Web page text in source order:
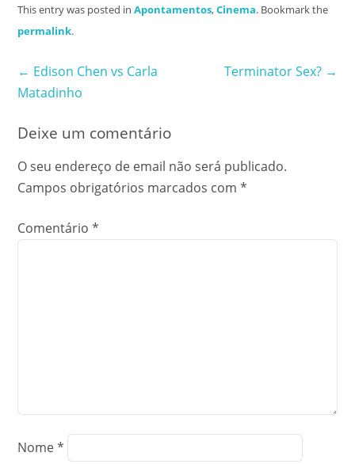
indico o site em
Português pois é uma
vergonha). Mesmo
de histórias já passadas,
não deixei de gostar do
This entry was posted inApontamentos,Cinema. Bookmark the
permalink.
Post
navigation
← Edison Chen vs Carla
Matadinho
Terminator Sex? →
Deixe um comentário
O seu endereço de email não será publicado.
Campos obrigatórios marcados com*
Comentário*
Nome*